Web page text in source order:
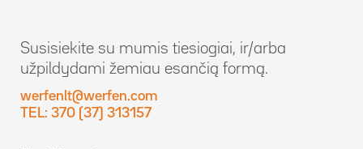
Susisiekite su mumis tiesiogiai, ir/arba
užpildydami žemiau esančią formą.
werfenlt@werfen.com
TEL: 370 (37) 313157